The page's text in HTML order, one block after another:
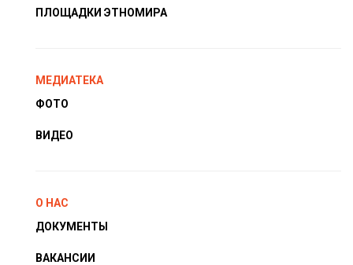
ПЛОЩАДКИ ЭТНОМИРА
МЕДИАТЕКА
ФОТО
ВИДЕО
О НАС
ДОКУМЕНТЫ
ВАКАНСИИ